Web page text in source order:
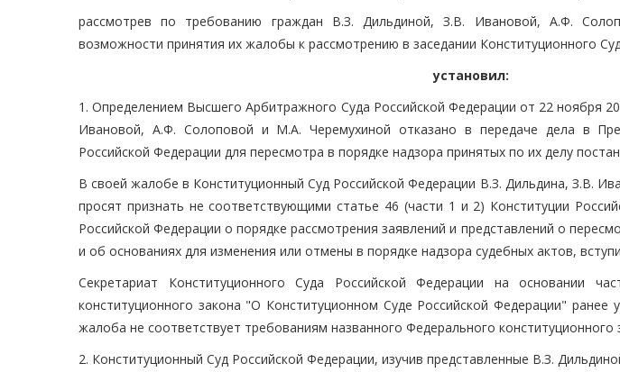
рассмотрев по требованию граждан В.З. Дильдиной, З.В. Ивановой, А.Ф.
возможности принятия их жалобы к рассмотрению в заседании Конституционного
установил:
1. Определением Высшего Арбитражного Суда Российской Федерации от 22 ноября
Ивановой, А.Ф. Солоповой и М.А. Черемухиной отказано в передаче дела в
Российской Федерации для пересмотра в порядке надзора принятых по их делу
В своей жалобе в Конституционный Суд Российской Федерации В.З. Дильдина, З.В.
просят признать не соответствующими статье 46 (части 1 и 2) Конституции
Российской Федерации о порядке рассмотрения заявлений и представлений о
и об основаниях для изменения или отмены в порядке надзора судебных актов,
Секретариат Конституционного Суда Российской Федерации на основании
конституционного закона "О Конституционном Суде Российской Федерации"
жалоба не соответствует требованиям названного Федерального конституционного
2. Конституционный Суд Российской Федерации, изучив представленные В.З.